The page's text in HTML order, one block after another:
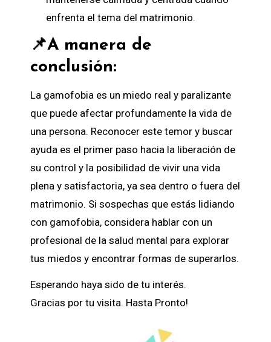
enfrenta el tema del matrimonio.
📌A manera de
conclusión:
La gamofobia es un miedo real y paralizante
que puede afectar profundamente la vida de
una persona. Reconocer este temor y buscar
ayuda es el primer paso hacia la liberación de
su control y la posibilidad de vivir una vida
plena y satisfactoria, ya sea dentro o fuera del
matrimonio. Si sospechas que estás lidiando
con gamofobia, considera hablar con un
profesional de la salud mental para explorar
tus miedos y encontrar formas de superarlos.
Esperando haya sido de tu interés.
Gracias por tu visita. Hasta Pronto!